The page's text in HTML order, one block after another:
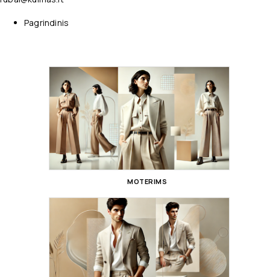
Pagrindinis
MOTERIMS